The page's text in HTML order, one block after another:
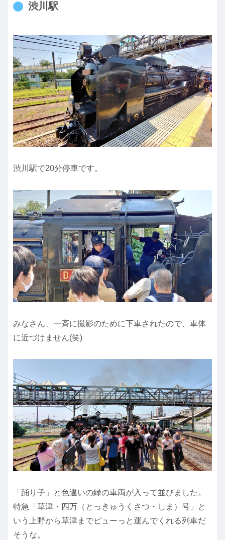
渋川駅
渋川駅で20分停車です。
みなさん、一斉に撮影のために下車されたので、車体
に近づけません(笑)
「踊り子」と色違いの緑の車両が入って並びました。
特急「草津・四万（とっきゅうくさつ・しま）号」と
いう上野から草津までピューっと運んでくれる列車だ
そうな。